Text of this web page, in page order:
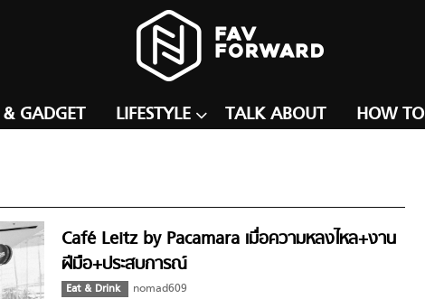
GADGET LIFESTYLE TALK ABOUT HOW TO
Café Leitz by Pacamara เมื่อความหลงไหล+งาน
ฝีมือ+ประสบการณ์
Eat & Drink nomad609